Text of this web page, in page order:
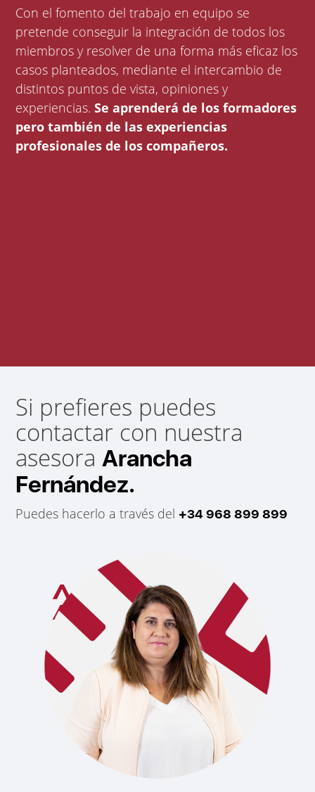
Con el fomento del trabajo en equipo se
pretende conseguir la integración de todos los
miembros y resolver de una forma más eficaz los
casos planteados, mediante el intercambio de
distintos puntos de vista, opiniones y
experiencias.Se aprenderá de los formadores
pero también de las experiencias
profesionales de los compañeros.
Si prefieres puedes
contactar con nuestra
asesoraArancha
Fernández.
Puedes hacerlo a través del +34 968 899 899